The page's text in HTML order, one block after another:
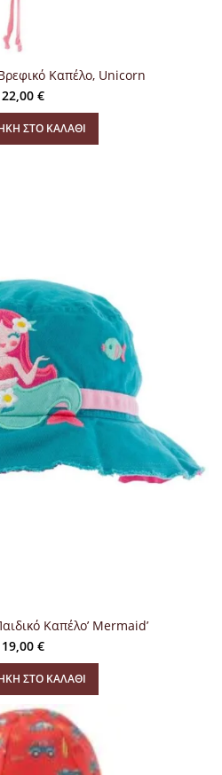
Καπέλο, Unicorn
22,00 €
ΣΤΟ ΚΑΛΆΘΙ
Καπέλο’ Mermaid’
19,00 €
ΣΤΟ ΚΑΛΆΘΙ